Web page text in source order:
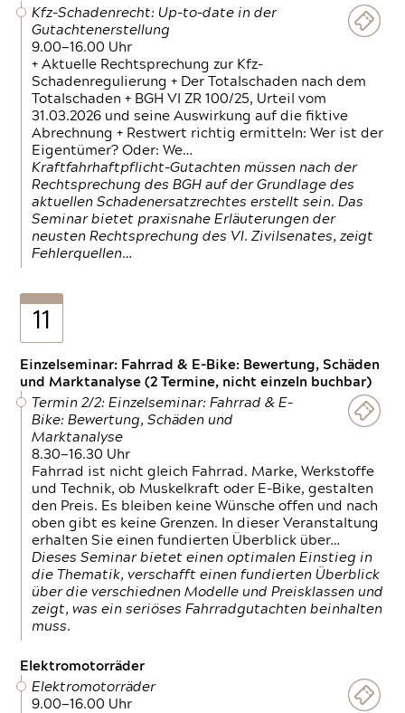
Kfz-Schadenrecht: Up-to-date in der
Gutachtenerstellung
9.00—16.00 Uhr
+ Aktuelle Rechtsprechung zur Kfz-
Schadenregulierung + Der Totalschaden nach dem
Totalschaden + BGH VI ZR 100/25, Urteil vom
31.03.2026 und seine Auswirkung auf die fiktive
Abrechnung + Restwert richtig ermitteln: Wer ist der
Eigentümer? Oder: We…
Kraftfahrhaftpflicht-Gutachten müssen nach der
Rechtsprechung des BGH auf der Grundlage des
aktuellen Schadenersatzrechtes erstellt sein. Das
Seminar bietet praxisnahe Erläuterungen der
neusten Rechtsprechung des VI. Zivilsenates, zeigt
Fehlerquellen…
11
Einzelseminar: Fahrrad & E-Bike: Bewertung, Schäden
und Marktanalyse (2 Termine, nicht einzeln buchbar)
Termin 2/2: Einzelseminar: Fahrrad & E-
Bike: Bewertung, Schäden und
Marktanalyse
8.30—16.30 Uhr
Fahrrad ist nicht gleich Fahrrad. Marke, Werkstoffe
und Technik, ob Muskelkraft oder E-Bike, gestalten
den Preis. Es bleiben keine Wünsche offen und nach
oben gibt es keine Grenzen. In dieser Veranstaltung
erhalten Sie einen fundierten Überblick über…
Dieses Seminar bietet einen optimalen Einstieg in
die Thematik, verschafft einen fundierten Überblick
über die verschiednen Modelle und Preisklassen und
zeigt, was ein seriöses Fahrradgutachten beinhalten
muss.
Elektromotorräder
Elektromotorräder
9.00—16.00 Uhr